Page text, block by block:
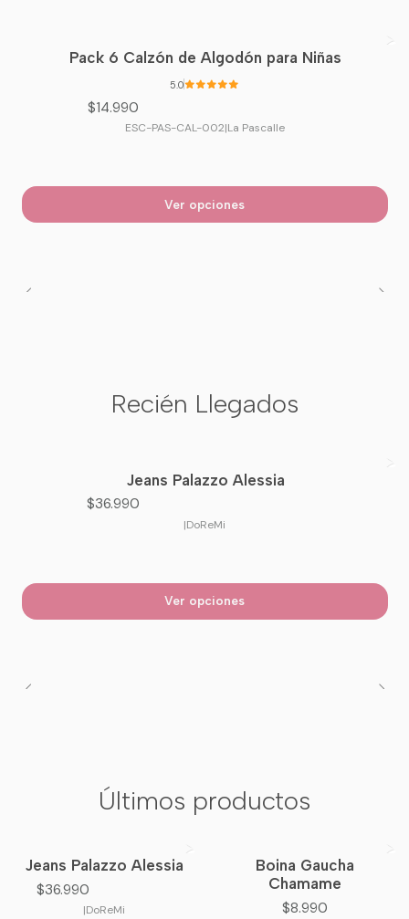
Pack 6 Calzón de Algodón para Niñas
5.0
$14.990
ESC-PAS-CAL-002|La Pascalle
Ver opciones
Recién Llegados
Jeans Palazzo Alessia
$36.990
|DoReMi
Ver opciones
Últimos productos
Nuevo
Jeans Palazzo Alessia
$36.990
|DoReMi
NuevoBoina Gaucha
Chamame
$8.990